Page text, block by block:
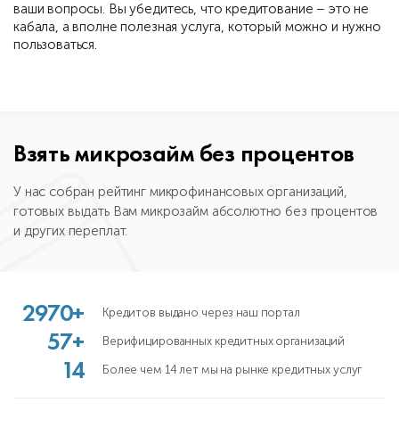
ваши вопросы. Вы убедитесь, что кредитование – это не
кабала, а вполне полезная услуга, который можно и нужно
пользоваться.
Взять микрозайм без процентов
У нас собран рейтинг микрофинансовых организаций,
готовых выдать Вам микрозайм абсолютно без процентов
и других переплат.
2970+ Кредитов выдано через наш портал
57+ Верифицированных кредитных организаций
14 Более чем 14 лет мы на рынке кредитных услуг